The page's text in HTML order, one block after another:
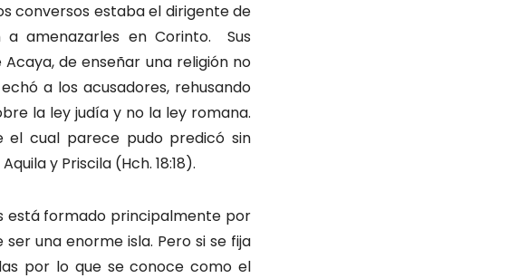
conversos estaba el dirigente de
a amenazarles en Corinto. Sus
de enseñar una religión no
a los acusadores, rehusando
la ley judía y no la ley romana.
el cual parece pudo predicó sin
y Priscila (Hch. 18:18).
está formado principalmente por
una enorme isla. Pero si se fija
por lo que se conoce como el